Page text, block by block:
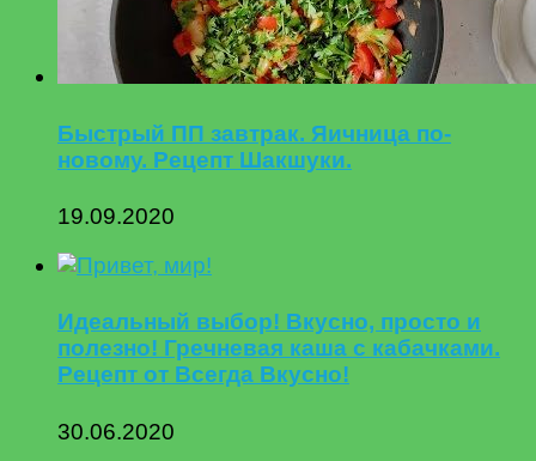
Быстрый ПП завтрак. Яичница по-
новому. Рецепт Шакшуки.
19.09.2020
Идеальный выбор! Вкусно, просто и
полезно! Гречневая каша с кабачками.
Рецепт от Всегда Вкусно!
30.06.2020